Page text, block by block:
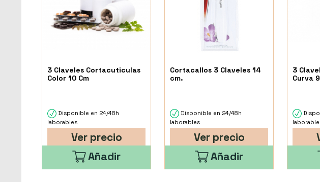
3 Claveles Cortacuticulas
Color 10 Cm
Disponible en 24/48h
laborables
Ver precio
Añadir
Cortacallos 3 Claveles 14
cm.
Disponible en 24/48h
laborables
Ver precio
Añadir
3
Curva